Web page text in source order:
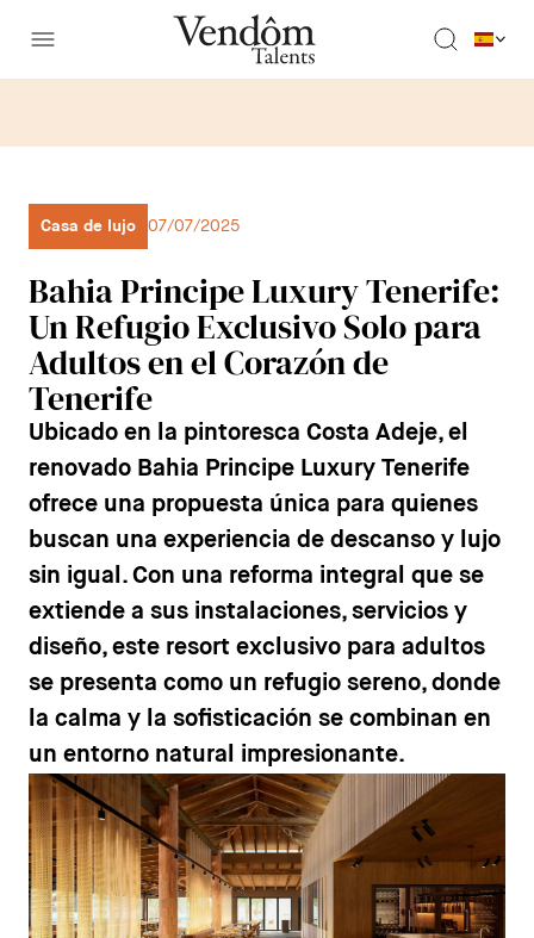
Casa de lujo 07/07/2025
Bahia Principe Luxury Tenerife:
Un Refugio Exclusivo Solo para
Adultos en el Corazón de
Tenerife
Ubicado en la pintoresca Costa Adeje, el
renovado Bahia Principe Luxury Tenerife
ofrece una propuesta única para quienes
buscan una experiencia de descanso y lujo
sin igual. Con una reforma integral que se
extiende a sus instalaciones, servicios y
diseño, este resort exclusivo para adultos
se presenta como un refugio sereno, donde
la calma y la sofisticación se combinan en
un entorno natural impresionante.